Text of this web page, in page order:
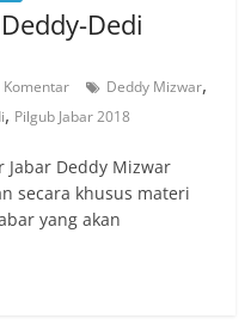
Dedi
Komentar Deddy Mizwar,
, Pilgub Jabar 2018
Jabar Deddy Mizwar
secara khusus materi
yang akan